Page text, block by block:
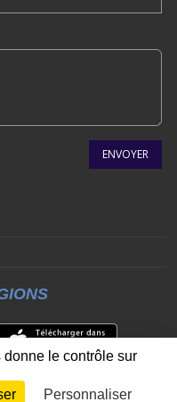
ENVOYER
CONNEXION
le contrôle sur
Personnaliser